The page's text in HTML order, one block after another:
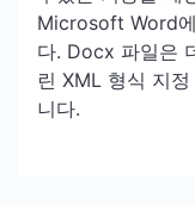
Microsoft Word
다. Docx 파일은
린 XML 형식 지
니다.